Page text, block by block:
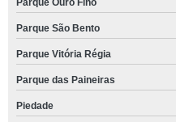
Parque Ouro Fino
Parque São Bento
Parque Vitória Régia
Parque das Paineiras
Piedade